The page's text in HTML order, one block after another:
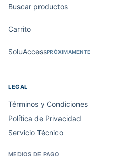
Buscar productos
Carrito
SoluAccessPRÓXIMAMENTE
LEGAL
Términos y Condiciones
Política de Privacidad
Servicio Técnico
MEDIOS DE PAGO